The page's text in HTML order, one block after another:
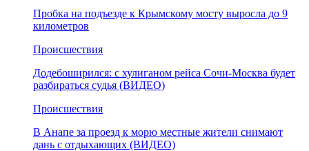
Пробка на подъезде к Крымскому мосту выросла до 9
километров
Происшествия
Додебоширился: с хулиганом рейса Сочи-Москва будет
разбираться судья (ВИДЕО)
Происшествия
В Анапе за проезд к морю местные жители снимают
дань с отдыхающих (ВИДЕО)